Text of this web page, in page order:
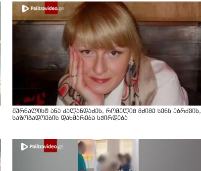
ჟურნალისტ ანა კალანდაძეს, რომელიც მძიმე სენს ებრძვის,
საზოგადოების დახმარება სჭირდება